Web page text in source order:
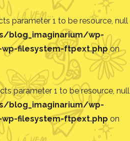
parameter 1 to be resource, null
blog_imaginarium/wp-
filesystem-ftpext.phpon
parameter 1 to be resource, null
blog_imaginarium/wp-
filesystem-ftpext.php on